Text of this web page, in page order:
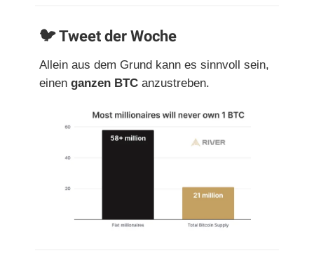
🐦 Tweet der Woche
Allein aus dem Grund kann es sinnvoll sein,
einen ganzen BTC anzustreben.